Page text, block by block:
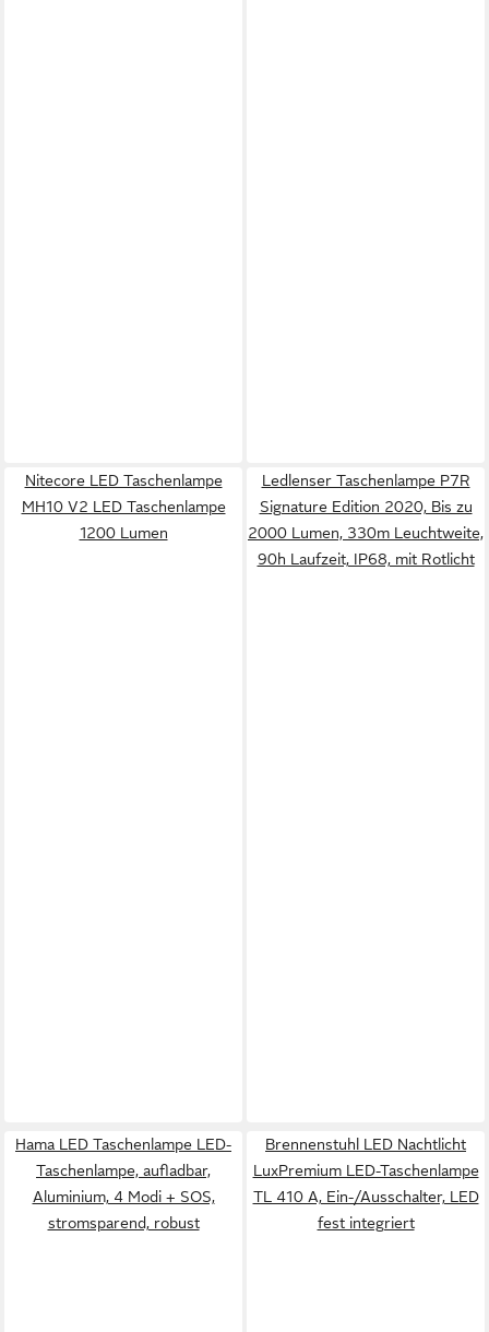
Nitecore LED Taschenlampe
MH10 V2 LED Taschenlampe
1200 Lumen
Ledlenser Taschenlampe P7R
Signature Edition 2020, Bis zu
2000 Lumen, 330m Leuchtweite,
90h Laufzeit, IP68, mit Rotlicht
Hama LED Taschenlampe LED-
Taschenlampe, aufladbar,
Aluminium, 4 Modi + SOS,
stromsparend, robust
Brennenstuhl LED Nachtlicht
LuxPremium LED-Taschenlampe
TL 410 A, Ein-/Ausschalter, LED
fest integriert